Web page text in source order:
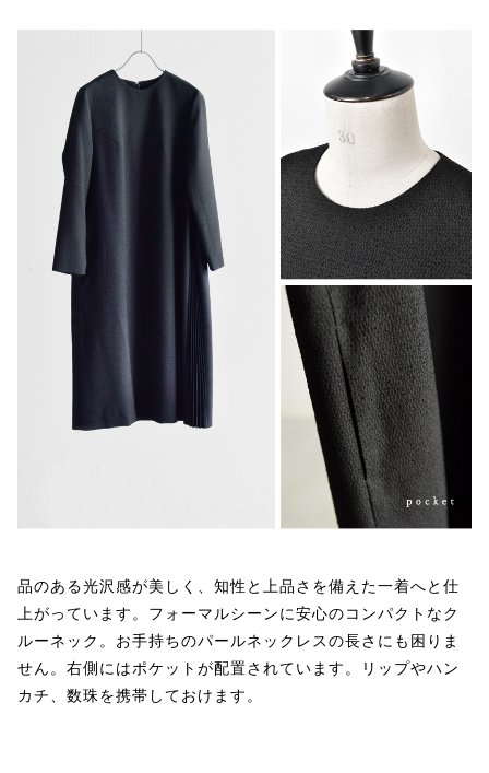
品のある光沢感が美しく、知性と上品さを備えた一着へと仕
上がっています。フォーマルシーンに安心のコンパクトなク
ルーネック。お手持ちのパールネックレスの長さにも困りま
せん。右側にはポケットが配置されています。リップやハン
カチ、数珠を携帯しておけます。